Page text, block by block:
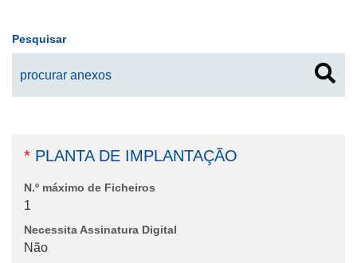
Pesquisar
* PLANTA DE IMPLANTAÇÃO
N.º máximo de Ficheiros
1
Necessita Assinatura Digital
Não